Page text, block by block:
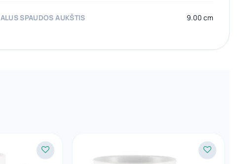
SPAUDOS AUKŠTIS 9.00 cm